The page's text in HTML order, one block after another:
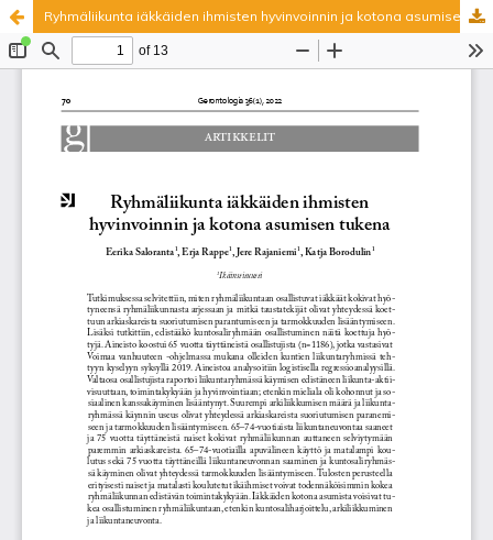
Ryhmäliikunta iäkkäiden ihmisten hyvinvoinnin ja kotona asumisen tukena
Palvelua ylläpitää Tieteellisten seurain valtuuskunta